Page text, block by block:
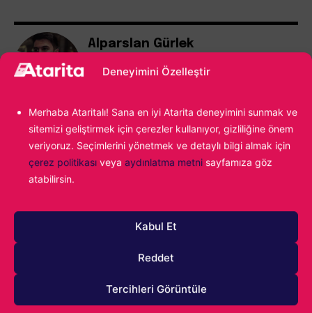
Deneyimini Özelleştir
Merhaba Ataritalı! Sana en iyi Atarita deneyimini sunmak ve
sitemizi geliştirmek için çerezler kullanıyor, gizliliğine önem
veriyoruz. Seçimlerini yönetmek ve detaylı bilgi almak için
çerez politikası veya aydınlatma metni sayfamıza göz
atabilirsin.
Kabul Et
Reddet
Tercihleri Görüntüle
Alparslan Gürlek
Oyunların yeni yeni yaygınlaştığı dönemlerde
bir çocuk olarak video oyunlarıyla ilk bakışta
yolculuk, kendi oyunumu yapmaya kadar
ilerledi. Hala oyun sektöründeyim ve hala o ilk
kez Age of Empires II oynayan çocuğun
tutkusunu taşıyorum.
Elden Ring Nightreign